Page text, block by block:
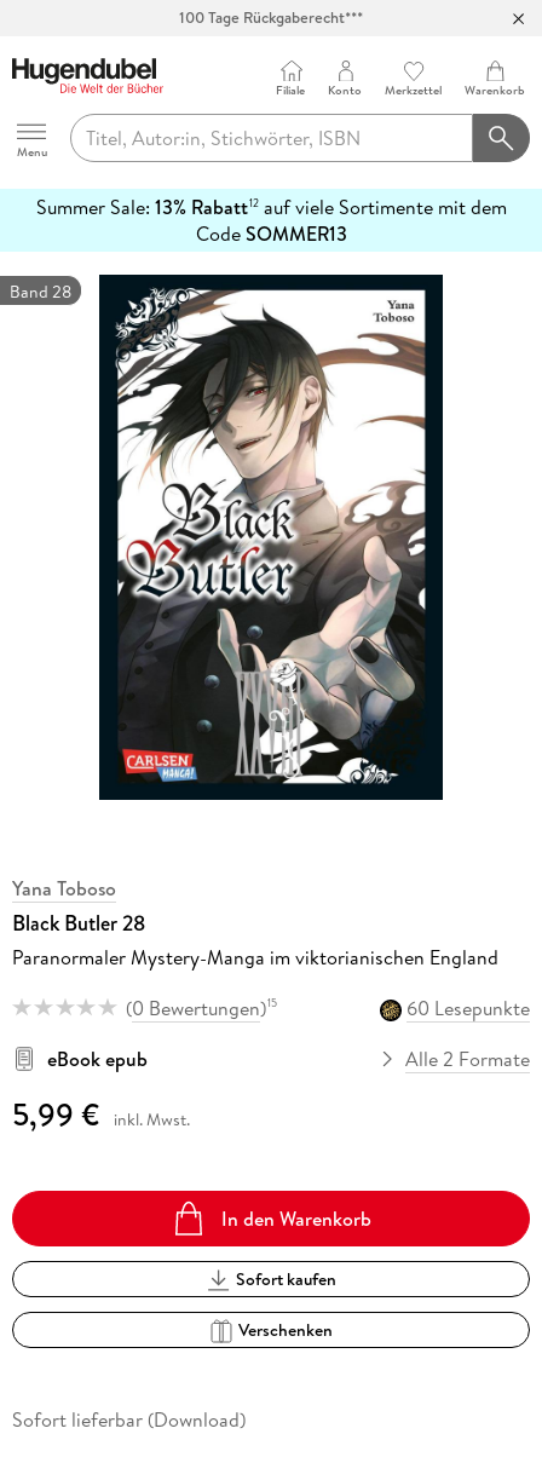
Hugendubel
Menu
Filiale Konto Merkzettel Warenkorb
Summer Sale: 13% Rabatt12auf viele Sortimente mit dem
CodeSOMMER13
erfahren
Band 28
Yana Toboso
Black Butler 28
Paranormaler Mystery-Manga im viktorianischen England
(0 Bewertungen)15
60 Lesepunkte
eBook epub
Alle 2 Formate
5,99 € inkl. Mwst.
In den Warenkorb
Sofort kaufen
Verschenken
Sofort lieferbar (Download)